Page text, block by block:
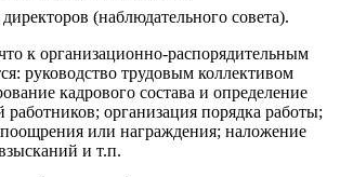
(наблюдательного совета).
к организационно-распорядительным
руководство трудовым коллективом
кадрового состава и определение
организация порядка работы;
или награждения; наложение
и т.п.